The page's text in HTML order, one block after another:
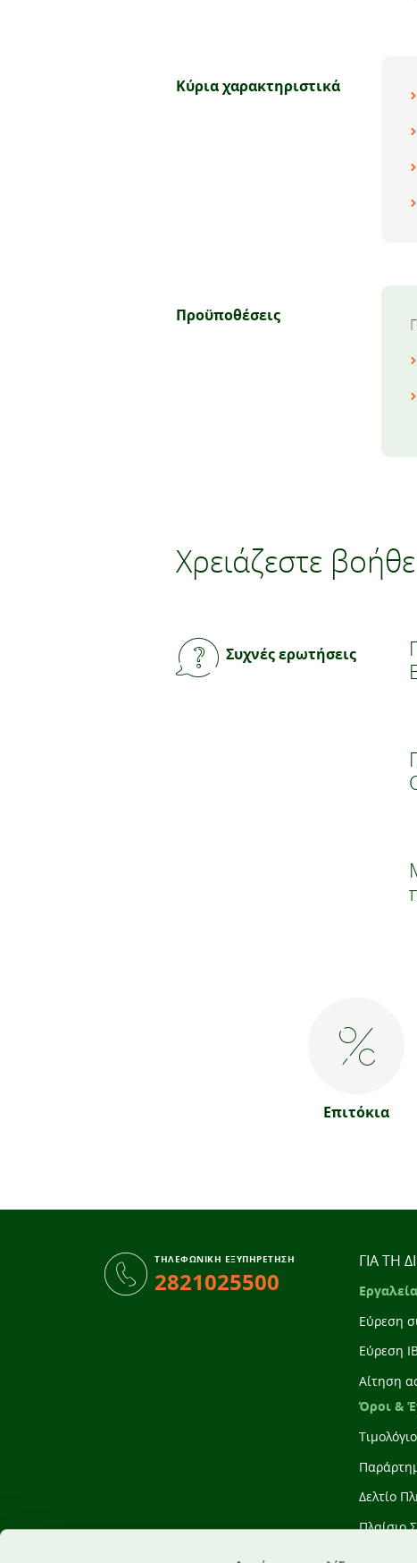
Κύρια χαρακτηριστικά
Προϋποθέσεις
Χρειάζεστε
Συχνές ερωτήσεις
Επιτόκια
ΤΗΛΕΦΩΝΙΚΗ ΕΞΥΠΗΡΕΤΗΣΗ
2821025500
ΓΙΑ ΤΗ
Εργαλεία
Εύρεση
Εύρεση
Αίτηση
Όροι &
Δελτίο
Πλαίσιο